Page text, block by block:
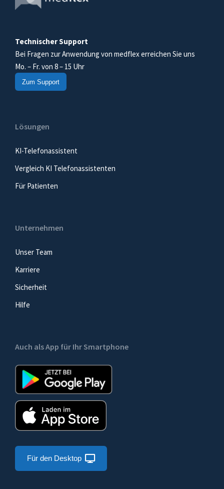
Technischer Support
Bei Fragen zur Anwendung von medflex erreichen Sie uns
Mo. – Fr. von 8 – 15 Uhr
Zum Support
Lösungen
KI-Telefonassistent
Vergleich KI Telefonassistenten
Für Patienten
Unternehmen
Unser Team
Karriere
Sicherheit
Hilfe
Auch als App für Ihr Smartphone
Für den Desktop